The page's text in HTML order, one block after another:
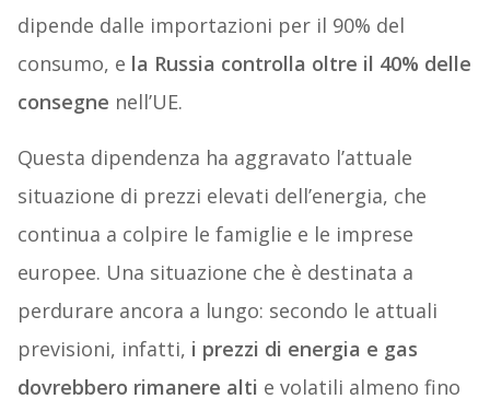
dipende dalle importazioni per il 90% del
consumo, e la Russia controlla oltre il 40% delle
consegne nell’UE.
Questa dipendenza ha aggravato l’attuale
situazione di prezzi elevati dell’energia, che
continua a colpire le famiglie e le imprese
europee. Una situazione che è destinata a
perdurare ancora a lungo: secondo le attuali
previsioni, infatti, i prezzi di energia e gas
dovrebbero rimanere alti e volatili almeno fino